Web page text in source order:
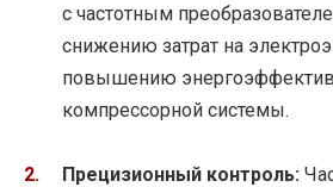
с частотным
снижению затрат на
повышению
компрессорной системы.
Прецизионный контроль: